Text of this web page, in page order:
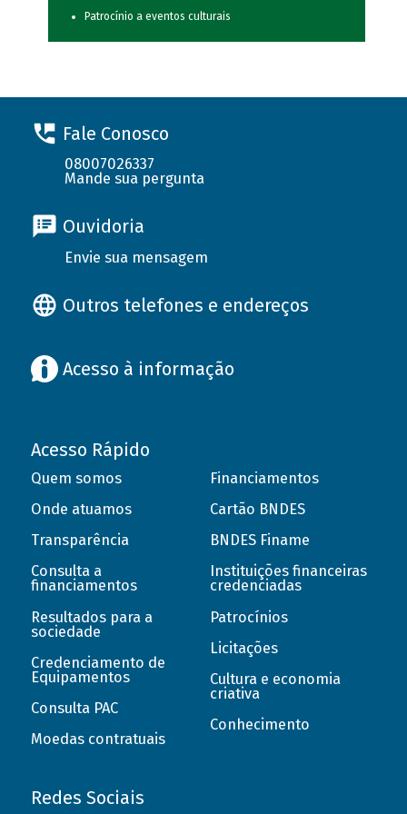
Patrocínio a eventos culturais
Fale Conosco
08007026337
Mande sua pergunta
Ouvidoria
Envie sua mensagem
Outros telefones e endereços
Acesso à informação
Acesso Rápido
Quem somos
Onde atuamos
Transparência
Consulta a
financiamentos
Resultados para a
sociedade
Credenciamento de
Equipamentos
Consulta PAC
Moedas contratuais
Financiamentos
Cartão BNDES
BNDES Finame
Instituições financeiras
credenciadas
Patrocínios
Licitações
Cultura e economia
criativa
Conhecimento
Redes Sociais